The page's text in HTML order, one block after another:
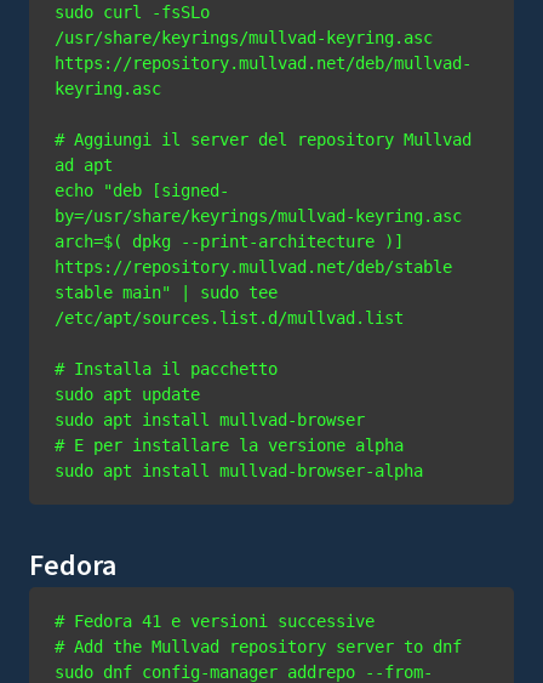
sudo curl -fsSLo
/usr/share/keyrings/mullvad-keyring.asc
https://repository.mullvad.net/deb/mullvad-
keyring.asc
# Aggiungi il server del repository Mullvad
ad apt
echo "deb [signed-
by=/usr/share/keyrings/mullvad-keyring.asc
arch=$( dpkg --print-architecture )]
https://repository.mullvad.net/deb/stable
stable main" | sudo tee
# Installa il pacchetto
sudo apt update
# E per installare la versione alpha
sudo apt install mullvad-browser-alpha
Fedora
# Fedora 41 e versioni successive
# Add the Mullvad repository server to dnf
sudo dnf config-manager addrepo --from-